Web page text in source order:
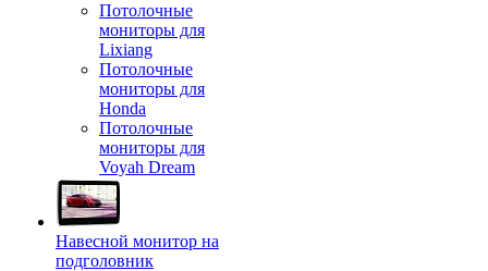
Потолочные
мониторы для
Lixiang
Потолочные
мониторы для
Honda
Потолочные
мониторы для
Voyah Dream
Навесной монитор на
подголовник